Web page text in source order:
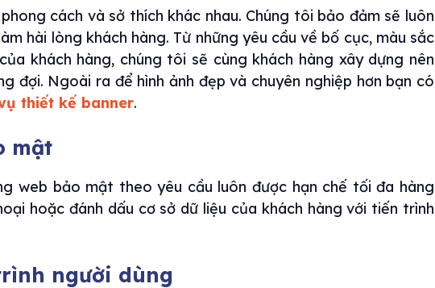
cách và sở thích khác nhau. Chúng tôi bảo đảm sẽ luôn
hài lòng khách hàng. Từ những yêu cầu về bố cục, màu sắc
khách hàng, chúng tôi sẽ cùng khách hàng xây dựng nên
đợi. Ngoài ra để hình ảnh đẹp và chuyên nghiệp hơn bạn có
thiết kế banner.
mật
web bảo mật theo yêu cầu luôn được hạn chế tối đa hàng
hoặc đánh dấu cơ sở dữ liệu của khách hàng với tiến trình
người dùng